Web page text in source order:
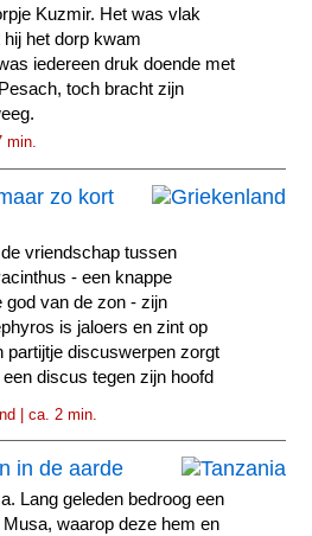
Kuzmir. Het was vlak
het dorp kwam
iedereen druk doende met
toch bracht zijn
min.
zo kort
vriendschap tussen
- een knappe
god van de zon - zijn
is jaloers en zint op
partijtje discuswerpen zorgt
discus tegen zijn hoofd
| ca. 2 min.
in de aarde
Lang geleden bedroog een
waarop deze hem en